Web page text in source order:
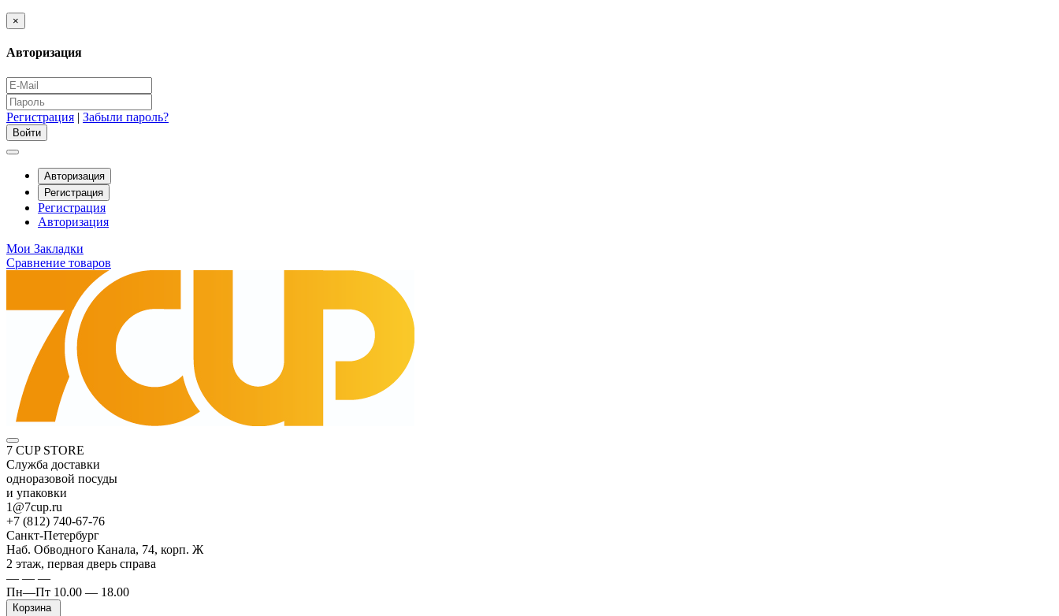
×
Авторизация
Регистрация | Забыли пароль?
Авторизация
Регистрация
Регистрация
Авторизация
Мои Закладки
Сравнение товаров
7 CUP STORE
Служба доставки
одноразовой посуды
и упаковки
1@7cup.ru
+7 (812) 740-67-76
Санкт-Петербург
Наб. Обводного Канала, 74, корп. Ж
2 этаж, первая дверь справа
— — —
Пн—Пт 10.00 — 18.00
Корзина